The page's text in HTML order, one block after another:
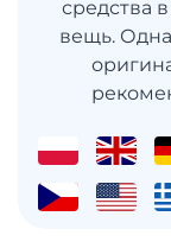
средства
вещь.